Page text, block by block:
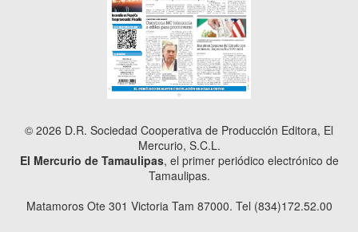
© 2026 D.R. Sociedad Cooperativa de Producción Editora, El
Mercurio, S.C.L.
El Mercurio de Tamaulipas, el primer periódico electrónico de
Tamaulipas.
Matamoros Ote 301 Victoria Tam 87000. Tel (834)172.52.00